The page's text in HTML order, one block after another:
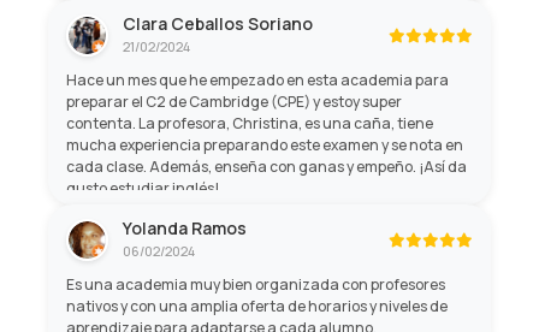
Clara Ceballos Soriano
21/02/2024
Hace un mes que he empezado en esta academia para
preparar el C2 de Cambridge (CPE) y estoy super
contenta. La profesora, Christina, es una caña, tiene
mucha experiencia preparando este examen y se nota en
cada clase. Además, enseña con ganas y empeño. ¡Así da
gusto estudiar inglés!
Yolanda Ramos
06/02/2024
Es una academia muy bien organizada con profesores
nativos y con una amplia oferta de horarios y niveles de
aprendizaje para adaptarse a cada alumno.